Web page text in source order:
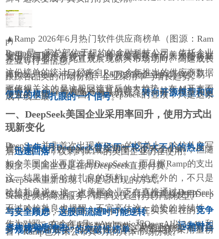
▲Ramp 2026年6月热门软件供应商榜单（图源：Ram
p）
Ramp是一家总部位于纽约的金融科技公司，依托企业
信用卡与账单支付平台，每月处理数十亿美元的企业
支出，同时按月统计客户首次采购合作的新增服务商
并进行排名，借此直观展现新兴市场动向、高速成长
企业等行业信息。
这份榜单的统计口径来自Ramp今年推出的供应商数据
库Ramp Rate，依托平台上5万多家企业的真实交易，
跟踪各品类的市场份额、企业采用率与增长趋势。
更值得关注的是这股回流背后的大趋势。在AI开支不
断膨胀、企业普遍收紧预算的背景下，越来越多美国
公司正从OpenAI和Anthropic分流，转向开源模型和更
便宜的模型，而中国厂商DeepSeek的登顶，只是这条
成本线上最扎眼的一个信号。
一、DeepSeek美国企业采用率回升，使用方式出
现新变化
DeepSeek并非首次出现在Ramp的榜单上。哈拉扎良写
道，去年1月DeepSeek曾经历一轮不大不小的热度，
在Ramp AI指数中的企业采用率一度升至0.3%，但随
后迅速回落，仅剩约0.1%的美国企业仍在使用。
如今美国企业再度选用DeepSeek，而且据Ramp的支出
数据，美国企业是在向DeepSeek直接付费。
这一结果出乎哈拉扎良的预料。让他意外的，不只是
DeepSeek重新出现，而是它出现的方式。
哈拉扎良说，这一次美国企业正在直接通过DeepSeek
传输和接收数据，也就是说，它们是在直接使用Deep
Seek提供的商业服务，而非仅仅运行其开源模型。
不过哈拉扎良也提醒，不宜高估这一趋势的持续性，
对企业来说，直接接入DeepSeek存在实实在在的竞争
与安全顾虑，这股回流随时可能逆转。
作为对照，在今年4月，Anthropic和OpenAI以34.4%和
32.3%的采用率稳居指数前两位，DeepSeek远未对二
者构成实质冲击。也就是说，它这次登上的是“相对自
身规模增速最快”的突破性榜单，而非绝对采用量榜
首，Ramp也并未公布其6月的具体市场份额。